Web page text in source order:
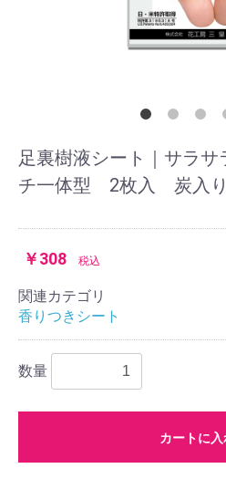
足裏樹液シート｜サラサ
チ一体型 2枚入 炭入り
￥308 税込
関連カテゴリ
香りつきシート
数量
カートに入